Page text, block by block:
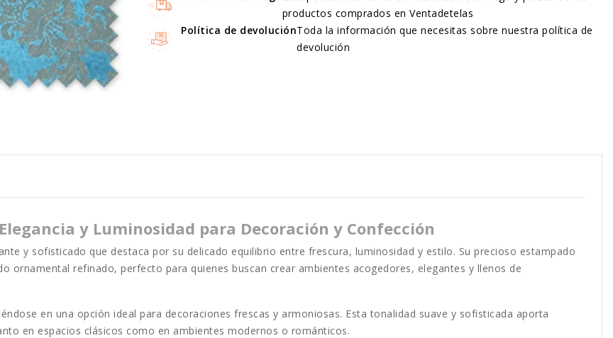
productos comprados en Ventadetelas
Política de devoluciónToda la información que necesitas sobre nuestra política de
devolución
y Luminosidad para Decoración y Confección
y sofisticado que destaca por su delicado equilibrio entre frescura, luminosidad y estilo. Su precioso estampado
ornamental refinado, perfecto para quienes buscan crear ambientes acogedores, elegantes y llenos de
en una opción ideal para decoraciones frescas y armoniosas. Esta tonalidad suave y sofisticada aporta
en espacios clásicos como en ambientes modernos o románticos.